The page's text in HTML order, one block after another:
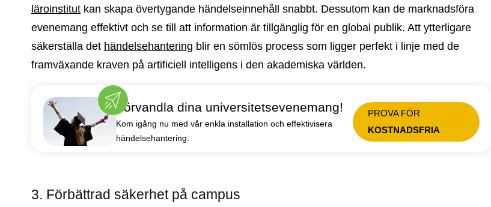
läroinstitut kan skapa övertygande händelseinnehåll snabbt. Dessutom kan de marknadsföra
evenemang effektivt och se till att information är tillgänglig för en global publik. Att ytterligare
säkerställa det händelsehantering blir en sömlös process som ligger perfekt i linje med de
framväxande kraven på artificiell intelligens i den akademiska världen.
Förvandla dina universitetsevenemang!
Kom igång nu med vår enkla installation och effektivisera
händelsehantering.
PROVA FÖR
KOSTNADSFRIA
3. Förbättrad säkerhet på campus